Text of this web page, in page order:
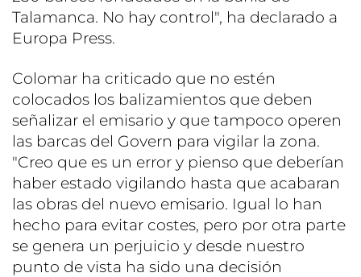
Talamanca. No hay control", ha declarado a
Europa Press.
Colomar ha criticado que no estén
colocados los balizamientos que deben
señalizar el emisario y que tampoco operen
las barcas del Govern para vigilar la zona.
"Creo que es un error y pienso que deberían
haber estado vigilando hasta que acabaran
las obras del nuevo emisario. Igual lo han
hecho para evitar costes, pero por otra parte
se genera un perjuicio y desde nuestro
punto de vista ha sido una decisión